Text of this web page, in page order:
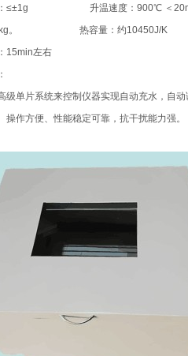
：≤±1g 升温速度：900℃ ＜
。 热容量：约10450J/K
15min左右
级单片系统来控制仪器实现自动充水，自
操作方便、性能稳定可靠，抗干扰能力强。